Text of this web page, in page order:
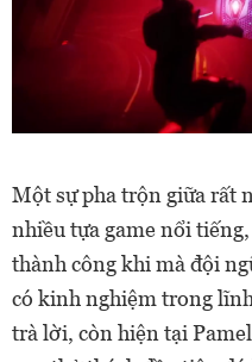
Một sự pha trộn giữa rất
nhiều tựa game nổi
thành công khi mà đội
có kinh nghiệm trong
trà lời, còn hiện tại